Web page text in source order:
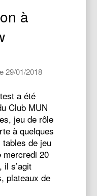
à
29/01/2018
a été
Club MUN
jeu de rôle
à quelques
de jeu
mercredi 20
il s’agit
plateaux de